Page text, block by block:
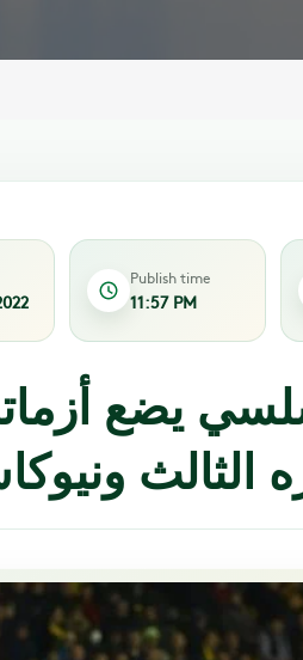
Publish time
11:57 PM
يضع
الثالث